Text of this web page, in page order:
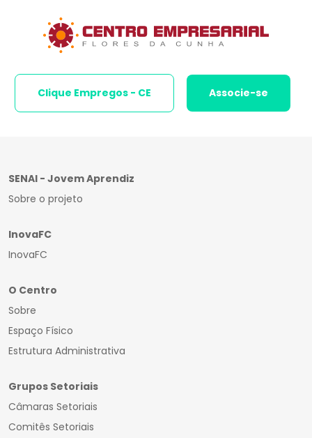
Clique Empregos - CE Associe-se
SENAI - Jovem Aprendiz
Sobre o projeto
InovaFC
InovaFC
O Centro
Sobre
Espaço Físico
Estrutura Administrativa
Grupos Setoriais
Câmaras Setoriais
Comitês Setoriais